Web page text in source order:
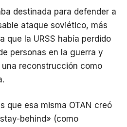
destinada para defender a
ataque soviético, más
que la URSS había perdido
personas en la guerra y
reconstrucción como
que esa misma OTAN creó
behind» (como